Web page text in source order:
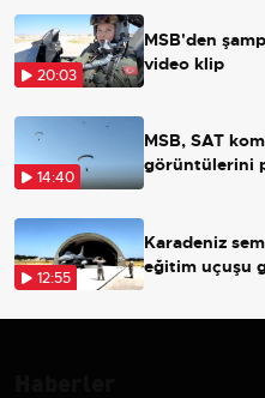
20:03
MSB'den
video klip
14:40
MSB, SAT
görüntülerini
12:55
Karadeniz
eğitim uçuşu